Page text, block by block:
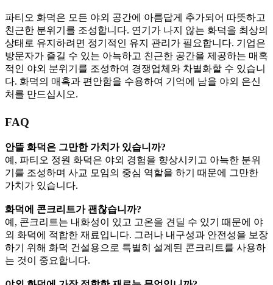
파티오 화덕은 모든 야외 공간에 아름답게 추가되어 따뜻하고
친근한 분위기를 조성합니다. 연기가 나지 않는 화덕을 최상의
상태로 유지하려면 정기적인 유지 관리가 필요합니다. 기업은
방문자가 즐길 수 있는 아늑하고 친근한 공간을 제공하는 매혹
적인 야외 분위기를 조성하여 경쟁업체와 차별화할 수 있습니
다. 화덕의 매혹과 편안함을 수용하여 기억에 남을 야외 은신
처를 만드십시오.
FAQ
안뜰 화덕은 그만한 가치가 있습니까?
예, 파티오 정원 화덕은 야외 경험을 향상시키고 아늑한 분위
기를 조성하며 사교 모임의 중심 역할을 하기 때문에 그만한
가치가 있습니다.
화덕에 콘크리트가 괜찮습니까?
예, 콘크리트는 내화성이 있고 고온을 견딜 수 있기 때문에 야
외 화덕에 적합한 재료입니다. 그러나 내구성과 안전성을 보장
하기 위해 화덕 건설용으로 특별히 설계된 콘크리트를 사용하
는 것이 중요합니다.